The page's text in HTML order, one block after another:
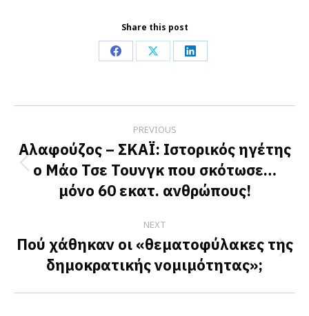
Share this post
Share
Facebook
Share
X
Share
LinkedIn
navigation
PREVIOUS
Previous
post:
Αλαφούζος – ΣΚΑΪ: Ιστορικός ηγέτης
ο Μάο Τσε Τουνγκ που σκότωσε…
μόνο 60 εκατ. ανθρώπους!
NEXT
Next
post:
Πού χάθηκαν οι «θεματοφύλακες της
δημοκρατικής νομιμότητας»;